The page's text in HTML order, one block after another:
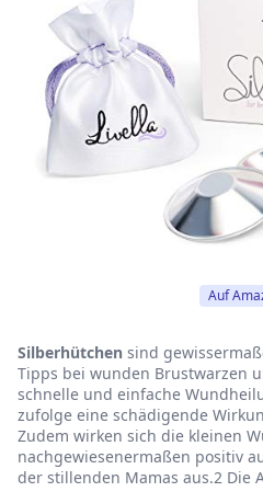
Silberhütchen sind
Tipps bei wunden Brustwarzen
schnelle und einfache
zufolge eine schädigende
Zudem wirken sich die kleinen
nachgewiesenermaßen positiv
der stillenden Mamas aus.2 Die
Auf